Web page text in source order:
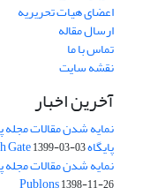
اعضای هیات تحریریه
ارسال مقاله
تماس با ما
نقشه سایت
آخرین اخبار
نمایه شدن مقالات
پایگاه Research Gate1399-03-03
نمایه شدن مقالات